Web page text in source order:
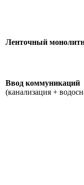
Ленточный
Ввод коммуникаций
(канализация +